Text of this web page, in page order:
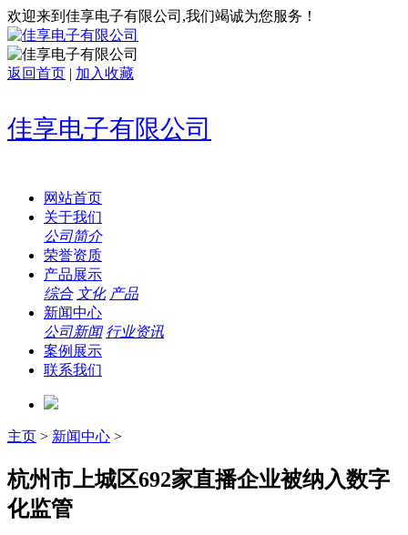
欢迎来到佳享电子有限公司,我们竭诚为您服务！
返回首页 | 加入收藏
佳享电子有限公司
网站首页
关于我们
公司简介
荣誉资质
产品展示
综合 文化 产品
新闻中心
公司新闻 行业资讯
案例展示
联系我们
主页 > 新闻中心 >
杭州市上城区692家直播企业被纳入数字
化监管